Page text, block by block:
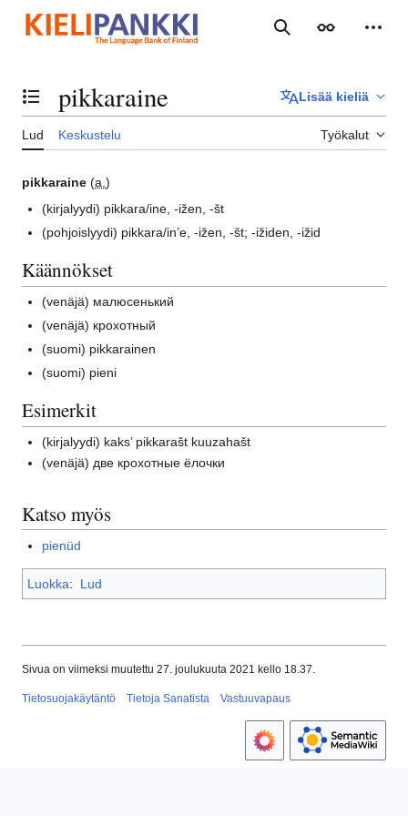
sisältöön
Haku Ulkoasu
Vaihda sisällysluettelo
pikkaraine Lisää kieliä
Lud Keskustelu Työkalut
pikkaraine (a. )
(kirjalyydi) pikkara/ine, -ižen, -št
(pohjoislyydi) pikkara/in’e, -ižen, -št; -ižiden, -ižid
Käännökset
(venäjä) малюсенький
(venäjä) крохотный
(suomi) pikkarainen
(suomi) pieni
Esimerkit
(kirjalyydi) kaks’ pikkarašt kuuzahašt
(venäjä)две крохотные ёлочки
Katso myös
pienüd
Luokka: Lud
Sivua on viimeksi muutettu 27. joulukuuta 2021 kello 18.37.
Tietosuojakäytäntö Tietoja Sanatista Vastuuvapaus